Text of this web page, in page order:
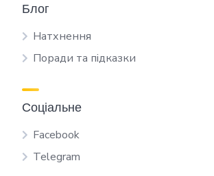
Блог
Натхнення
Поради та підказки
Соціальне
Facebook
Telegram